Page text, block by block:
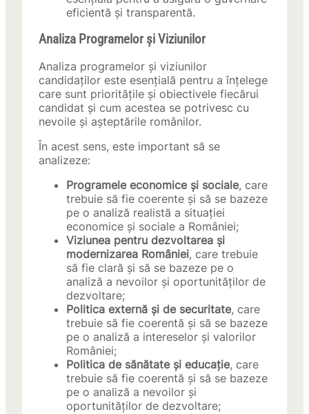
eficientă și transparentă.
Analiza Programelor și Viziunilor
Analiza programelor și viziunilor
candidaților este esențială pentru a înțelege
care sunt prioritățile și obiectivele fiecărui
candidat și cum acestea se potrivesc cu
nevoile și așteptările românilor.
În acest sens, este important să se
analizeze:
Programele economice și sociale, care
trebuie să fie coerente și să se bazeze
pe o analiză realistă a situației
economice și sociale a României;
Viziunea pentru dezvoltarea și
modernizarea României, care trebuie
să fie clară și să se bazeze pe o
analiză a nevoilor și oportunităților de
dezvoltare;
Politica externă și de securitate, care
trebuie să fie coerentă și să se bazeze
pe o analiză a intereselor și valorilor
României;
Politica de sănătate și educație, care
trebuie să fie coerentă și să se bazeze
pe o analiză a nevoilor și
oportunităților de dezvoltare;